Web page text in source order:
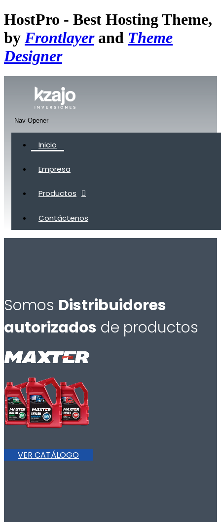
HostPro - Best Hosting Theme,
by Frontlayerand Theme
Designer
Nav Opener
Inicio
Empresa
Productos
Contáctenos
Somos Distribuidores
autorizados de productos
VER CATÁLOGO